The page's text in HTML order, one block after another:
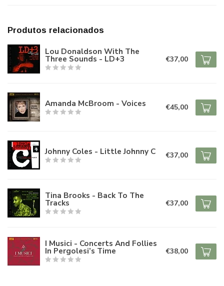
Produtos relacionados
Lou Donaldson With The
Three Sounds - LD+3 €37,00
Amanda McBroom - Voices €45,00
Johnny Coles - Little Johnny C €37,00
Tina Brooks - Back To The
Tracks €37,00
I Musici - Concerts And Follies
In Pergolesi’s Time €38,00